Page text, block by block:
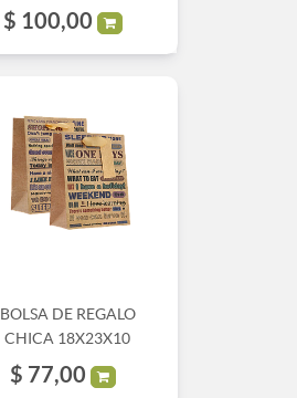
$ 100,00
BOLSA DE REGALO
CHICA 18X23X10
$ 77,00